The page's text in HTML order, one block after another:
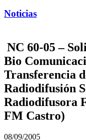
Noticias
NC 60-05 –
Bio
Transferencia
Radiodifusión
Radiodifusora
FM Castro)
08/09/2005